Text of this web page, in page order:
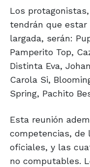
Los protagonistas,
tendrán que estar
largada, serán:
Pamperito Top,
Distinta Eva,
Carola Si,
Spring, Pachito
Esta reunión
competencias, de
oficiales, y las
no computables.